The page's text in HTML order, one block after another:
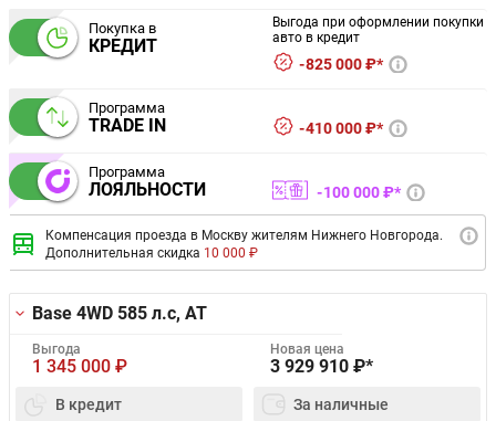
Покупка в
КРЕДИТ
Выгода при оформлении покупки
авто в кредит
825 000 ₽*
Программа
TRADE IN 410 000 ₽*
Программа
ЛОЯЛЬНОСТИ 100 000 ₽*
Компенсация проезда в Москву жителям Нижнего Новгорода.
Дополнительная скидка 10 000 ₽
Base 4WD 585 л.с, AT
Выгода
1 345 000 ₽
Новая цена
3 929 910 ₽*
В кредит За наличные